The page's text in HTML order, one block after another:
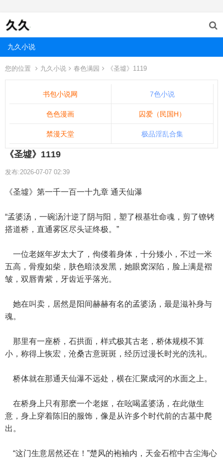
九久小说
您的位置 九久小说 春色满园 《圣墟》1119
书包小说网 7色小说
色色漫画 囚爱（民国H）
禁漫天堂 极品淫乱合集
《圣墟》1119
发布:2026-07-07 02:39
《圣墟》第一千一百一十九章 通天仙瀑
“孟婆汤，一碗汤汁逆了阴与阳，塑了根基壮命魂，剪了镣铐
搭道桥，直通雾区尽头证终极。”
一位老妪年岁太大了，佝偻着身体，十分矮小，不过一米
五高，骨瘦如柴，肤色暗淡发黑，她眼窝深陷，脸上满是褶
皱，双唇青紫，牙齿近乎落光。
她在叫卖，居然是阳间赫赫有名的孟婆汤，最是滋补身与
魂。
那里有一座桥，石拱面，样式极其古老，桥体规模不算
小，称得上恢宏，沧桑古意斑斑，经历过漫长时光的洗礼。
桥体就在那通天仙瀑不远处，横在汇聚成河的水面之上。
在桥身上只有那麽一个老妪，在吆喝孟婆汤，在此做生
意，身上穿着陈旧的服饰，像是从许多个时代前的古墓中爬
出。
“这门生意居然还在！”楚风的袍袖内，天金石棺中古尘海心